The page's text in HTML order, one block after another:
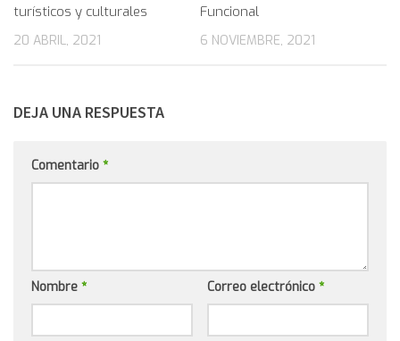
turísticos y culturales
20 ABRIL, 2021
Funcional
6 NOVIEMBRE, 2021
DEJA UNA RESPUESTA
Comentario *
Nombre * Correo electrónico *